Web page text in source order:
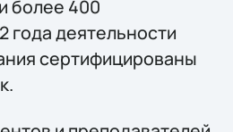
более 400
года деятельности
сертифицированы